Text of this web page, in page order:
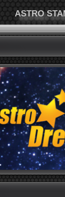
ASTRO